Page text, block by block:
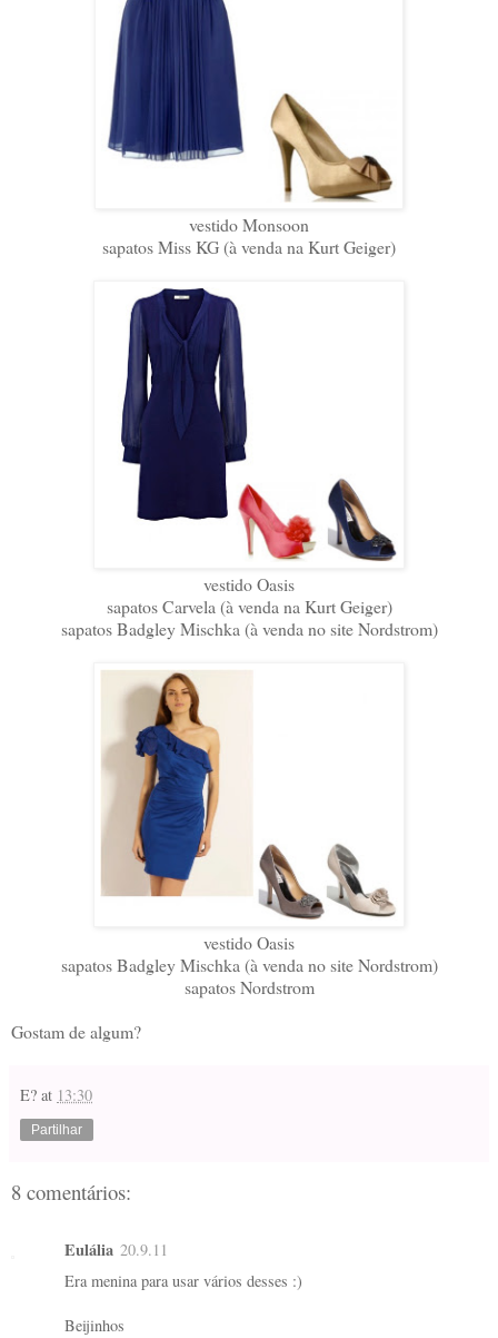
vestido Monsoon
sapatos Miss KG (à venda na Kurt Geiger)
vestido Oasis
sapatos Carvela (à venda na Kurt Geiger)
sapatos Badgley Mischka (à venda no site Nordstrom)
vestido Oasis
sapatos Badgley Mischka (à venda no site Nordstrom)
sapatos Nordstrom
Gostam de algum?
E? at 13:30
Partilhar
8 comentários:
Eulália 20.9.11
Era menina para usar vários desses :)
Beijinhos